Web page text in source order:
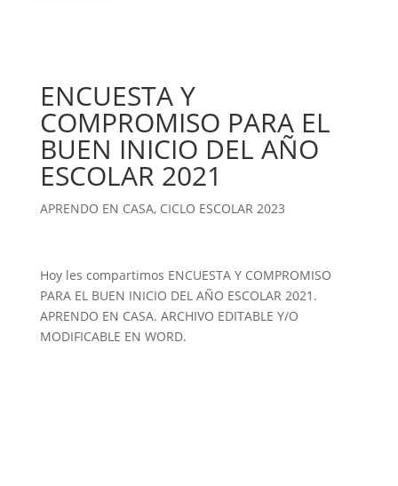
ENCUESTA Y
COMPROMISO PARA EL
BUEN INICIO DEL AÑO
ESCOLAR 2021
APRENDO EN CASA, CICLO ESCOLAR 2023
Hoy les compartimos ENCUESTA Y COMPROMISO
PARA EL BUEN INICIO DEL AÑO ESCOLAR 2021.
APRENDO EN CASA. ARCHIVO EDITABLE Y/O
MODIFICABLE EN WORD.